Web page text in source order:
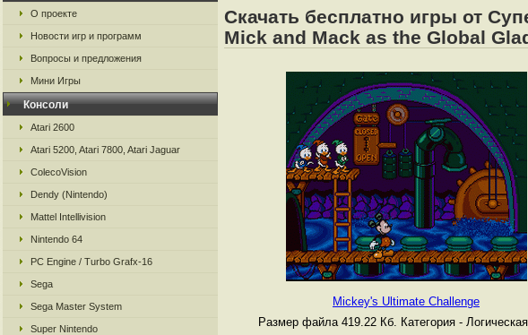
О проекте
Новости игр и программ
Вопросы и предложения
Мини Игры
Консоли
Atari 2600
Atari 5200, Atari 7800, Atari Jaguar
ColecoVision
Dendy (Nintendo)
Mattel Intellivision
Nintendo 64
PC Engine / Turbo Grafx-16
Sega
Sega Master System
Super Nintendo
Скачать бесплатно игры от
Mick and Mack as the Global
Mickey's Ultimate Challenge
Размер файла 419.22 Кб. Категория -